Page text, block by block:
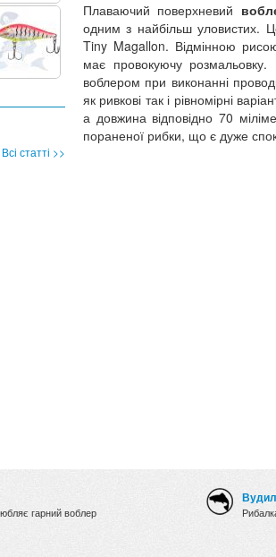
Всі статті >>
Плаваючий поверхневий
одним з найбільш уловистих.
Tiny Magallon. Відмінною
має провокуючу
воблером при виконанні
як ривкові так і рівномірні
а довжина відповідно 70
пораненої рибки, що є дуже
гарний воблер